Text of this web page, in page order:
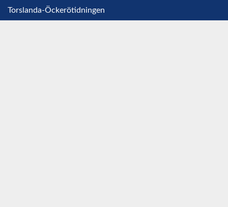
Torslanda-Öckerötidningen